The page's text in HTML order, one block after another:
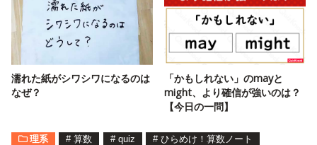
濡れた紙がシワシワになるのは
なぜ？
「かもしれない」のmayと
might、より確信が強いのは？
【今日の一問】
理系 # 算数 # quiz # ひらめけ！算数ノート